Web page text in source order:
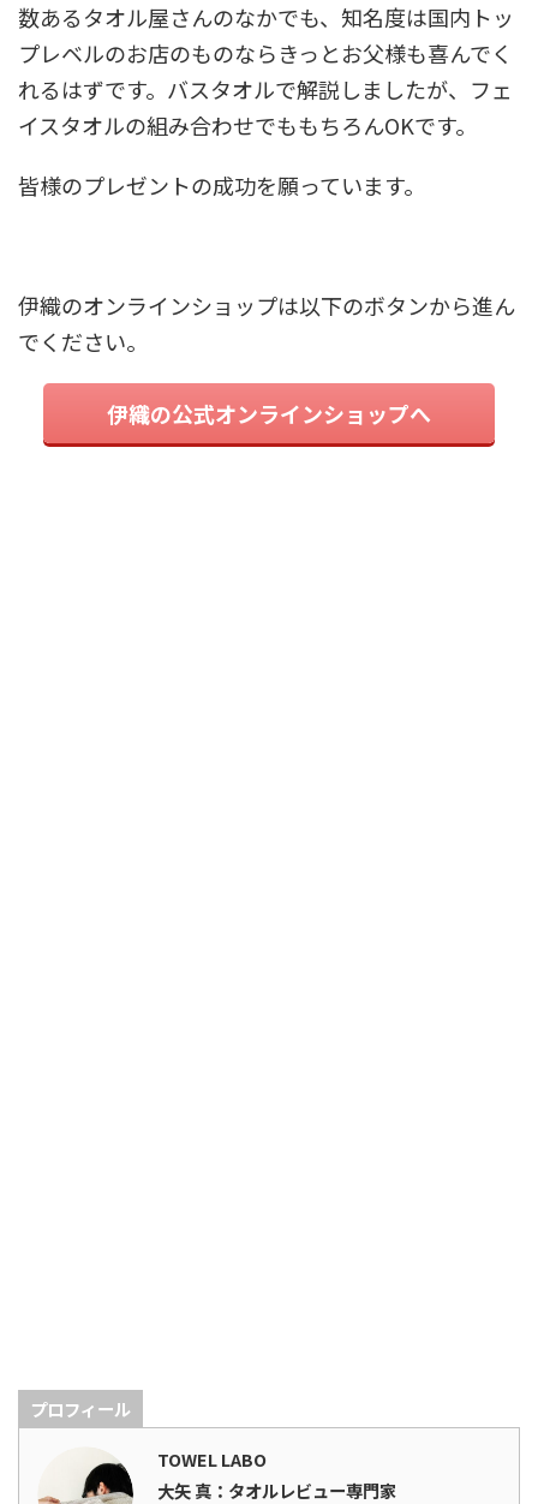
数あるタオル屋さんのなかでも、知名度は国内トッ
プレベルのお店のものならきっとお父様も喜んでく
れるはずです。バスタオルで解説しましたが、フェ
イスタオルの組み合わせでももちろんOKです。
皆様のプレゼントの成功を願っています。
伊織のオンラインショップは以下のボタンから進ん
でください。
伊織の公式オンラインショップへ
プロフィール
TOWEL LABO
大矢 真：タオルレビュー専門家